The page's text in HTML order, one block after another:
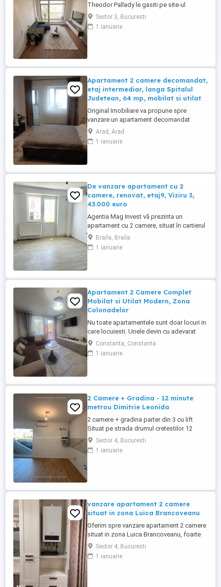
Theodor Pallady le gasiti pe site-ul
prestige-rezidential.ro DIRECT
DEZVOLTATOR - COMISION 0% Tip
proprietate - Apartament 2 camere
Facilitati in apropiere: -Ikea, ...
Sector 3, Bucuresti
1 ianuarie
Apartament 2 camere decomandat,
etaj intermediar, langa Spitalul
Judetean, 64 mp, mobilat si utilat
Original Imobiliare va propune spre
vanzare un apartament decomandat
confort 1 compus din: 2 camere, bucatarie
spatioasa, baie, balcon inchis in
termopan, hol, situat la un etaj intermediar
termopan, parchet, faianta, gresie, ...
Arad, Arad
1 ianuarie
De vanzare apartament cu 2
camere, renovat, etaj9, Viziru 3,
43.000 euro
Agentia Mag Invest vă prezinta un
apartament cu 2 camere, situat în cartierul
Viziru 3, pe Aleea Cocorilor, o zonă liniștită
și bine conectată la toate facilitățile de
care aveți nevoie. Cu o suprafață de 39
pentru o ...
Braila, Braila
1 ianuarie
Apartament 2 Camere Complet
Mobilat si Utilat Modern, Zona
Colonadelor
Nu toate apartamentele sunt doar locuri in
care locuiesti. Unele devin cu adevarat
acasa din prima clipa. Acesta este unul
dintre ele. Va prezentam spre vanzare un
apartament de 2 camere, complet renovat,
liniste, fara ...
Constanta, Constanta
1 ianuarie
2 Camere + Gradina - 12 minute
metrou Dimitrie Leonida
2 camere + gradina parter din 3 cu lift
Situat pe strada drumul cretestilor 12
minute de mers pe jos fata de metrou
Dimitrie Leonida 51 mp si 34mp de curte
Încălzire prin pardoseală Aer condiționat
Sector 4, Bucuresti
1 ianuarie
vanzare apartament 2 camere
situat in zona Luica Brancoveanu
Oferim spre vanzare apartament 2 camere
situat in zona Luica Brancoveanu, foarte
aproape de intersectia strazilor
Pogoanele cu strada Orastie, Sector 4,
Bucuresti.Suprafata totala a
Sector 4, Bucuresti
1 ianuarie